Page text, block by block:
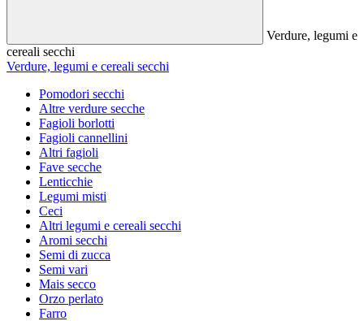
Verdure, legumi e
cereali secchi
Verdure, legumi e cereali secchi
Pomodori secchi
Altre verdure secche
Fagioli borlotti
Fagioli cannellini
Altri fagioli
Fave secche
Lenticchie
Legumi misti
Ceci
Altri legumi e cereali secchi
Aromi secchi
Semi di zucca
Semi vari
Mais secco
Orzo perlato
Farro